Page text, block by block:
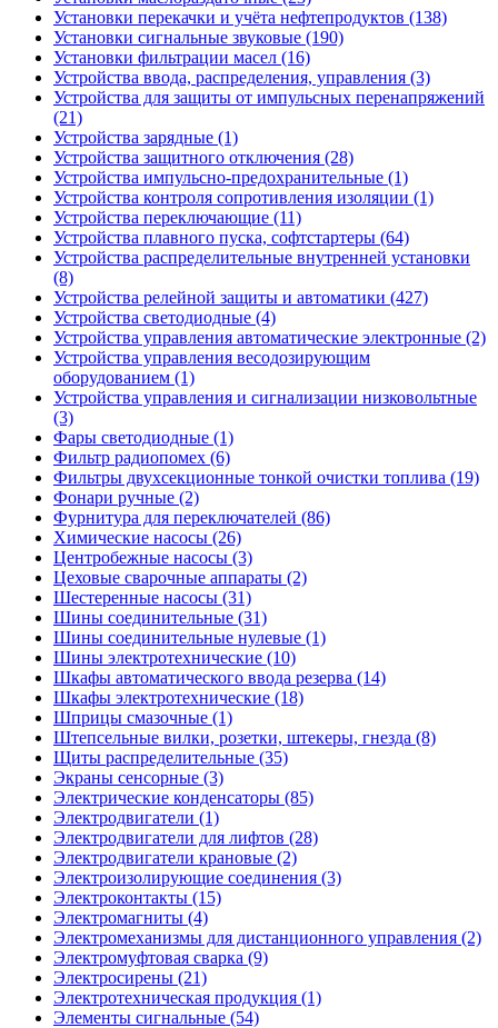
Установки перекачки и учёта нефтепродуктов (138)
Установки сигнальные звуковые (190)
Установки фильтрации масел (16)
Устройства ввода, распределения, управления (3)
Устройства для защиты от импульсных перенапряжений
(21)
Устройства зарядные (1)
Устройства защитного отключения (28)
Устройства импульсно-предохранительные (1)
Устройства контроля сопротивления изоляции (1)
Устройства переключающие (11)
Устройства плавного пуска, софтстартеры (64)
Устройства распределительные внутренней установки
(8)
Устройства релейной защиты и автоматики (427)
Устройства светодиодные (4)
Устройства управления автоматические электронные (2)
Устройства управления весодозирующим
оборудованием (1)
Устройства управления и сигнализации низковольтные
(3)
Фары светодиодные (1)
Фильтр радиопомех (6)
Фильтры двухсекционные тонкой очистки топлива (19)
Фонари ручные (2)
Фурнитура для переключателей (86)
Химические насосы (26)
Центробежные насосы (3)
Цеховые сварочные аппараты (2)
Шестеренные насосы (31)
Шины соединительные (31)
Шины соединительные нулевые (1)
Шины электротехнические (10)
Шкафы автоматического ввода резерва (14)
Шкафы электротехнические (18)
Шприцы смазочные (1)
Штепсельные вилки, розетки, штекеры, гнезда (8)
Щиты распределительные (35)
Экраны сенсорные (3)
Электрические конденсаторы (85)
Электродвигатели (1)
Электродвигатели для лифтов (28)
Электродвигатели крановые (2)
Электроизолирующие соединения (3)
Электроконтакты (15)
Электромагниты (4)
Электромеханизмы для дистанционного управления (2)
Электромуфтовая сварка (9)
Электросирены (21)
Электротехническая продукция (1)
Элементы сигнальные (54)